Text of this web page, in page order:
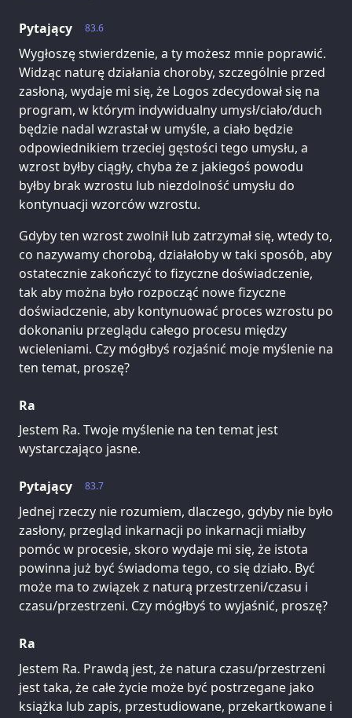
83.6
Pytający
Wygłoszę stwierdzenie, a ty możesz mnie poprawić.
Widząc naturę działania choroby, szczególnie przed
zasłoną, wydaje mi się, że Logos zdecydował się na
program, w którym indywidualny umysł/ciało/duch
będzie nadal wzrastał w umyśle, a ciało będzie
odpowiednikiem trzeciej gęstości tego umysłu, a
wzrost byłby ciągły, chyba że z jakiegoś powodu
byłby brak wzrostu lub niezdolność umysłu do
kontynuacji wzorców wzrostu.
Gdyby ten wzrost zwolnił lub zatrzymał się, wtedy to,
co nazywamy chorobą, działałoby w taki sposób, aby
ostatecznie zakończyć to fizyczne doświadczenie,
tak aby można było rozpocząć nowe fizyczne
doświadczenie, aby kontynuować proces wzrostu po
dokonaniu przeglądu całego procesu między
wcieleniami. Czy mógłbyś rozjaśnić moje myślenie na
ten temat, proszę?
Ra
Jestem Ra. Twoje myślenie na ten temat jest
wystarczająco jasne.
83.7
Pytający
Jednej rzeczy nie rozumiem, dlaczego, gdyby nie było
zasłony, przegląd inkarnacji po inkarnacji miałby
pomóc w procesie, skoro wydaje mi się, że istota
powinna już być świadoma tego, co się działo. Być
może ma to związek z naturą przestrzeni/czasu i
czasu/przestrzeni. Czy mógłbyś to wyjaśnić, proszę?
Ra
Jestem Ra. Prawdą jest, że natura czasu/przestrzeni
jest taka, że całe życie może być postrzegane jako
książka lub zapis, przestudiowane, przekartkowane i